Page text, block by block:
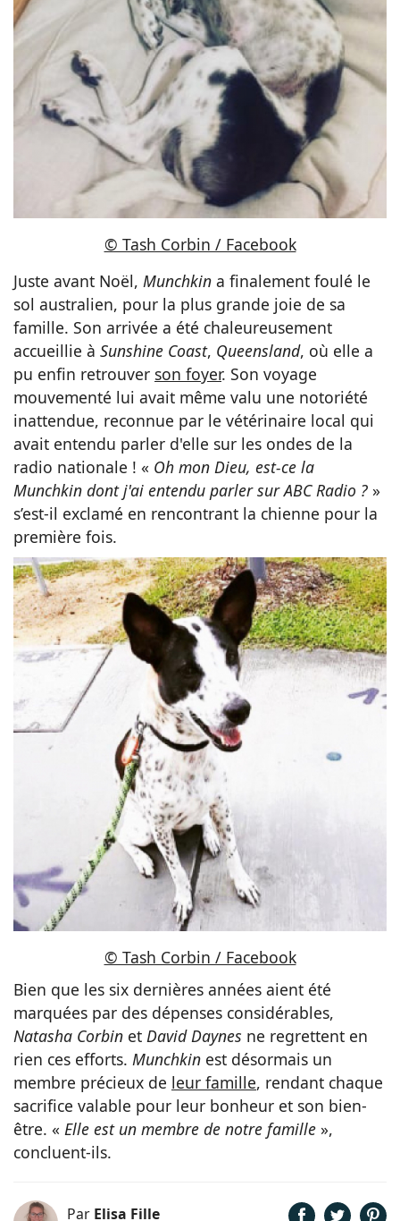
© Tash Corbin / Facebook
Juste avant Noël, Munchkin a finalement foulé le
sol australien, pour la plus grande joie de sa
famille. Son arrivée a été chaleureusement
accueillie à Sunshine Coast, Queensland, où elle a
pu enfin retrouver son foyer. Son voyage
mouvementé lui avait même valu une notoriété
inattendue, reconnue par le vétérinaire local qui
avait entendu parler d'elle sur les ondes de la
radio nationale ! « Oh mon Dieu, est-ce la
Munchkin dont j'ai entendu parler sur ABC Radio ? »
s’est-il exclamé en rencontrant la chienne pour la
première fois.
© Tash Corbin / Facebook
Bien que les six dernières années aient été
marquées par des dépenses considérables,
Natasha Corbin et David Daynes ne regrettent en
rien ces efforts. Munchkin est désormais un
membre précieux de leur famille, rendant chaque
sacrifice valable pour leur bonheur et son bien-
être. « Elle est un membre de notre famille »,
concluent-ils.
Par Elisa Fille